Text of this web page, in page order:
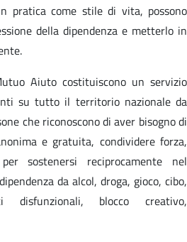
pratica come stile di vita, possono
della dipendenza e metterlo in
Aiuto costituiscono un servizio
su tutto il territorio nazionale da
che riconoscono di aver bisogno di
e gratuita, condividere forza,
sostenersi reciprocamente nel
da alcol, droga, gioco, cibo,
disfunzionali, blocco creativo,